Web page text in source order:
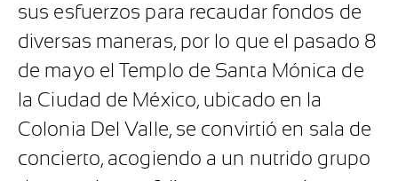
sus esfuerzos para recaudar fondos de
diversas maneras, por lo que el pasado 8
de mayo el Templo de Santa Mónica de
la Ciudad de México, ubicado en la
Colonia Del Valle, se convirtió en sala de
concierto, acogiendo a un nutrido grupo